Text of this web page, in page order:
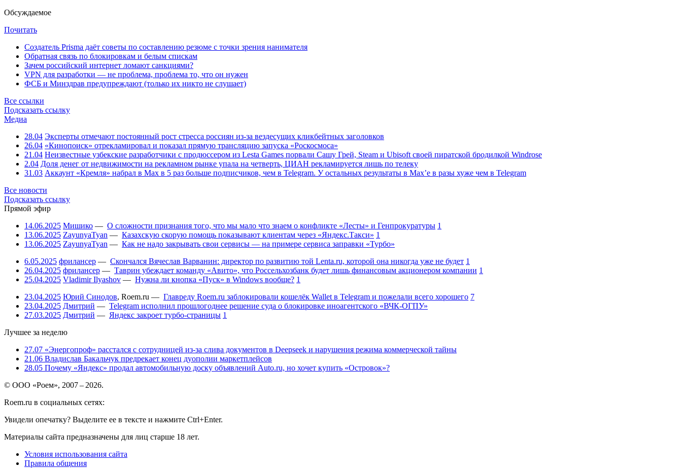
Обсуждаемое
Почитать
Создатель Prisma даёт советы по составлению резюме с точки зрения нанимателя
Обратная связь по блокировкам и белым спискам
Зачем российский интернет ломают санкциями?
VPN для разработки — не проблема, проблема то, что он нужен
ФСБ и Минздрав предупреждают (только их никто не слушает)
Все ссылки
Подсказать ссылку
Медиа
28.04 Эксперты отмечают постоянный рост стресса россиян из-за вездесущих кликбейтных заголовков
26.04 «Кинопоиск» отрекламировал и показал прямую трансляцию запуска «Роскосмоса»
21.04 Неизвестные узбекские разработчики с продюссером из Lesta Games порвали Сашу Грей, Steam и Ubisoft своей пиратской бродилкой Windrose
2.04 Доля денег от недвижимости на рекламном рынке упала на четверть, ЦИАН рекламируется лишь по телеку
31.03 Аккаунт «Кремля» набрал в Max в 5 раз больше подписчиков, чем в Telegram. У остальных результаты в Max’е в разы хуже чем в Telegram
Все новости
Подсказать ссылку
Прямой эфир
14.06.2025 Мишико — О сложности признания того, что мы мало что знаем о конфликте «Лесты» и Генпрокуратуры 1
13.06.2025 ZayunyaTyan — Казахскую скорую помощь показывают клиентам через «Яндекс.Такси» 1
13.06.2025 ZayunyaTyan — Как не надо закрывать свои сервисы — на примере сервиса заправки «Турбо»
6.05.2025 фрилансер — Скончался Вячеслав Варванин: директор по развитию той Lenta.ru, которой она никогда уже не будет 1
26.04.2025 фрилансер — Таврин убеждает команду «Авито», что Россельхозбанк будет лишь финансовым акционером компании 1
25.04.2025 Vladimir Ilyashov — Нужна ли кнопка «Пуск» в Windows вообще? 1
23.04.2025 Юрий Синодов, Roem.ru — Главреду Roem.ru заблокировали кошелёк Wallet в Telegram и пожелали всего хорошего 7
23.04.2025 Дмитрий — Telegram исполнил прошлогоднее решение суда о блокировке иноагентского «ВЧК-ОГПУ»
27.03.2025 Дмитрий — Яндекс закроет турбо-страницы 1
Лучшее за неделю
27.07 «Энергопроф» расстался с сотрудницей из-за слива документов в Deepseek и нарушения режима коммерческой тайны
21.06 Владислав Бакальчук предрекает конец дуополии маркетплейсов
28.05 Почему «Яндекс» продал автомобильную доску объявлений Auto.ru, но хочет купить «Островок»?
© ООО «Роем», 2007 – 2026.
Roem.ru в социальных сетях:
Увидели опечатку? Выделите ее в тексте и нажмите Ctrl+Enter.
Материалы сайта предназначены для лиц старше 18 лет.
Условия использования сайта
Правила общения